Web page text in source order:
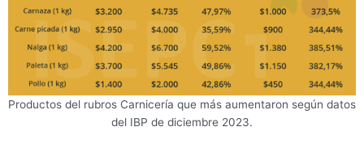
Productos del rubros Carnicería que más aumentaron según datos
del IBP de diciembre 2023.